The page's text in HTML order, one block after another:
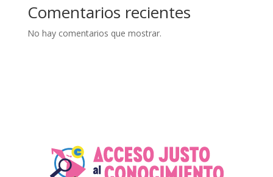
Comentarios recientes
No hay comentarios que mostrar.